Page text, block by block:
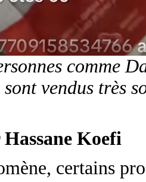
comme
sont vendus très
Koefi
certains